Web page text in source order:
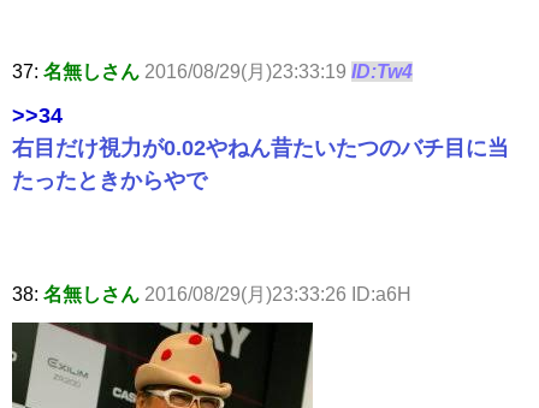
37: 名無しさん 2016/08/29(月)23:33:19 ID:Tw4
>>34
右目だけ視力が0.02やねん昔たいたつのバチ目に当
たったときからやで
38: 名無しさん 2016/08/29(月)23:33:26 ID:a6H